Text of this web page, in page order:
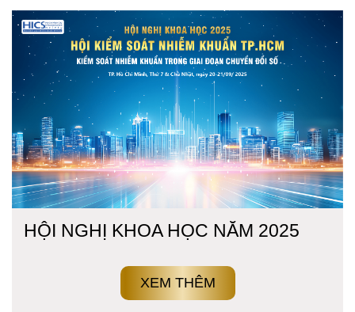
HỘI NGHỊ KHOA HỌC NĂM 2025
XEM THÊM